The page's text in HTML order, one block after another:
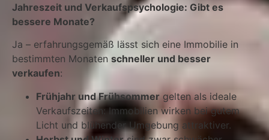
Jahreszeit und Verkaufspsychologie: Gibt es
bessere Monate?
Ja – erfahrungsgemäß lässt sich eine Immobilie in
bestimmten Monaten schneller und besser
verkaufen:
Frühjahr und Frühsommergelten als ideale
Verkaufszeiten: Immobilien wirken bei gutem
Licht und blühender Umgebung attraktiver.